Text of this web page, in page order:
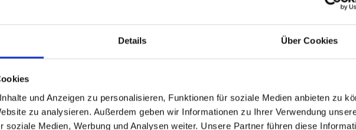
Details Über Cookies
und Anzeigen zu personalisieren, Funktionen für soziale Medien anbieten zu
zu analysieren. Außerdem geben wir Informationen zu Ihrer Verwendung
soziale Medien, Werbung und Analysen weiter. Unsere Partner führen diese
Beitrag zur
der
Geräte
ihre
der Daten,
mit
zu erleichtern.